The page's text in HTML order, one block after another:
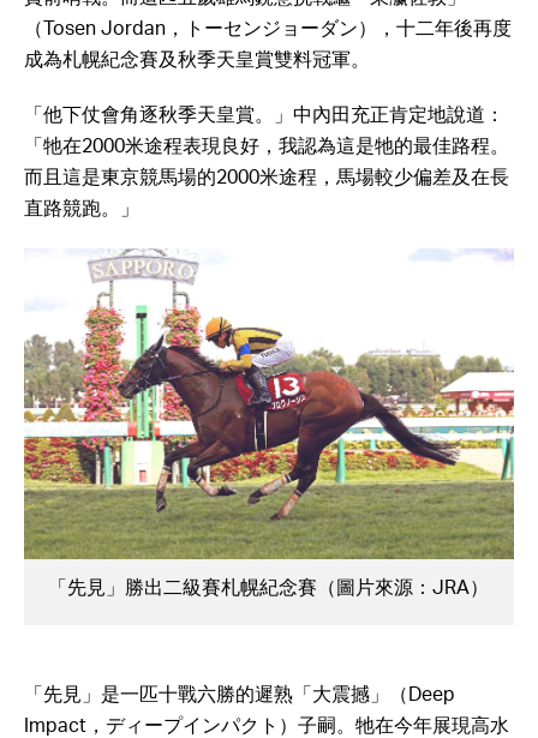
（Tosen Jordan，トーセンジョーダン），十二年後再度
成為札幌紀念賽及秋季天皇賞雙料冠軍。
「他下仗會角逐秋季天皇賞。」中內田充正肯定地說道：
「牠在2000米途程表現良好，我認為這是牠的最佳路程。
而且這是東京競馬場的2000米途程，馬場較少偏差及在長
直路競跑。」
「先見」勝出二級賽札幌紀念賽（圖片來源：JRA）
「先見」是一匹十戰六勝的遲熟「大震撼」（Deep
Impact，ディープインパクト）子嗣。牠在今年展現高水